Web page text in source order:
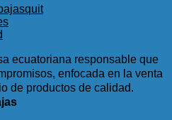
ecuatoriana responsable que
enfocada en la venta
de productos de calidad.